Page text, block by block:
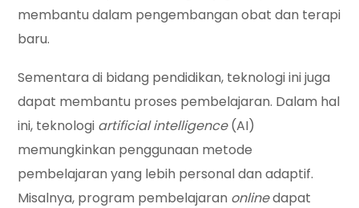
membantu dalam pengembangan obat dan terapi
baru.
Sementara di bidang pendidikan, teknologi ini juga
dapat membantu proses pembelajaran. Dalam hal
ini, teknologi artificial intelligence(AI)
memungkinkan penggunaan metode
pembelajaran yang lebih personal dan adaptif.
Misalnya, program pembelajaran onlinedapat